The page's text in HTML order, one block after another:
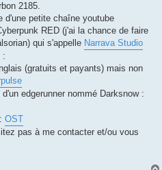
2185.
d'une petite chaîne youtube
RED (j'ai la chance de faire
qui s'appelle Narrava Studio
:
(gratuits et payants) mais non
edgerunner nommé Darksnow :
OST
pas à me contacter et/ou vous